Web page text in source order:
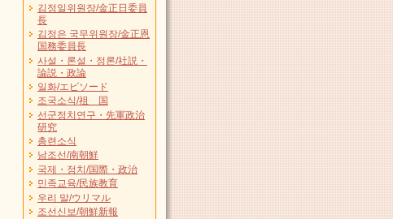
김정일위원장/金正日委員
長
김정은 국무위원장/金正恩
国務委員長
사설・론설・정론/社説・
論説・政論
일화/エピソード
조국소식/祖 国
선군정치연구・先軍政治
研究
총련소식
남조선/南朝鮮
국제・정치/国際・政治
민족교육/民族教育
우리 말/ウリマル
조선신보/朝鮮新報